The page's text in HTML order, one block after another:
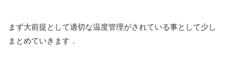
まず大前提として適切な温度管理がされている事として少し
まとめていきます．